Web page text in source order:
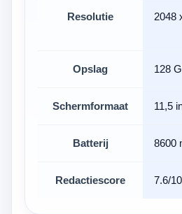
Resolutie 2048
Opslag 128
Schermformaat 11,5
Batterij 8600
Redactiescore 7.6/10